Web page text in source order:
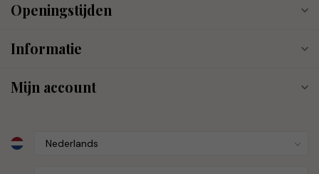
Openingstijden
Informatie
Mijn account